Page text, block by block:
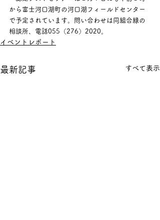
から富士河口湖町の河口湖フィールドセンター
で予定されています。問い合わせは同組合緑の
相談所、電話055（276）2020。
イベントレポート
最新記事 すべて表示